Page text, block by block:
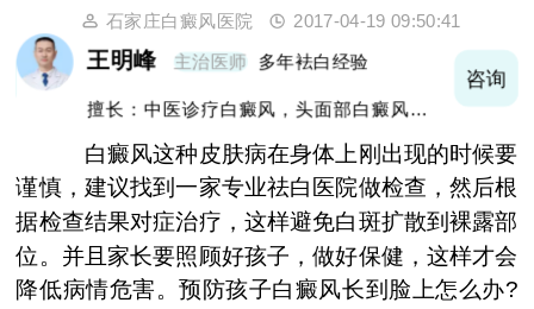
石家庄白癜风医院 2017-04-19 09:50:41
王明峰 主治医师 多年袪白经验
擅长：中医诊疗白癜风，头面部白癜风，青
咨询
白癜风这种皮肤病在身体上刚出现的时候要
谨慎，建议找到一家专业祛白医院做检查，然后根
据检查结果对症治疗，这样避免白斑扩散到裸露部
位。并且家长要照顾好孩子，做好保健，这样才会
降低病情危害。预防孩子白癜风长到脸上怎么办?